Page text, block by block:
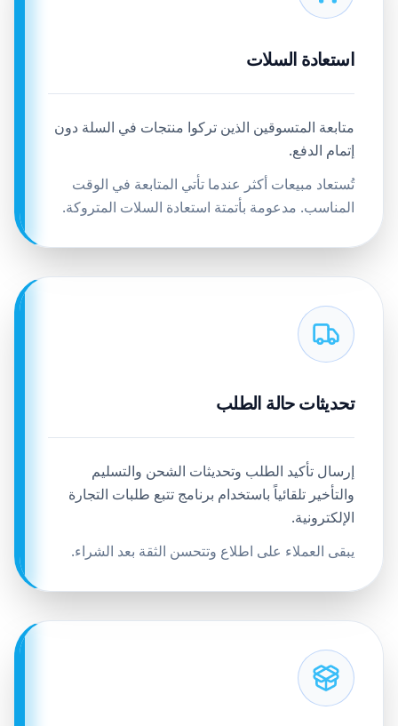
استعادة السلات
متابعة المتسوقين الذين تركوا منتجات في السلة دون
إتمام الدفع.
تُستعاد مبيعات أكثر عندما تأتي المتابعة في الوقت
المناسب. مدعومة بأتمتة استعادة السلات المتروكة.
تحديثات حالة الطلب
إرسال تأكيد الطلب وتحديثات الشحن والتسليم
والتأخير تلقائياً باستخدام برنامج تتبع طلبات التجارة
الإلكترونية.
يبقى العملاء على اطلاع وتتحسن الثقة بعد الشراء.